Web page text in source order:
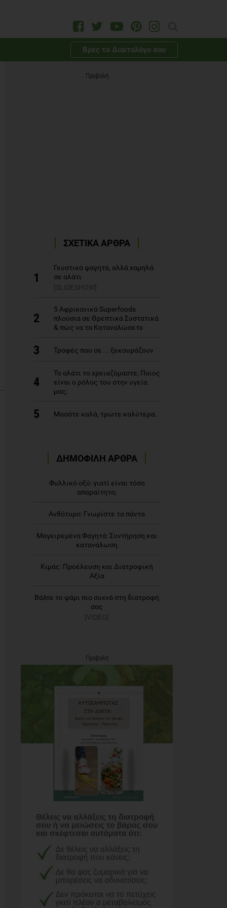
Βρες το Διαιτολόγο σου
Προβολή
ΣΧΕΤΙΚΑ ΑΡΘΡΑ
1
Γευστικά φαγητά, αλλά χαμηλά
σε αλάτι
[SLIDESHOW]
2
5 Αφρικανικά Superfoods
πλούσια σε Θρεπτικά Συστατικά
& πώς να τα Καταναλώσετε
3 Τροφές που σε… ξεκουράζουν
4
Το αλάτι το χρειαζόμαστε; Ποιος
είναι ο ρόλος του στην υγεία
μας;
5 Μασάτε καλά, τρώτε καλύτερα.
ΔΗΜΟΦΙΛΗ ΑΡΘΡΑ
Φυλλικό οξύ: γιατί είναι τόσο
απαραίτητο;
Ανθότυρο: Γνωρίστε τα πάντα
Μαγειρεμένα Φαγητά: Συντήρηση και
κατανάλωση
Κιμάς: Προέλευση και Διατροφική
Αξία
Βάλτε το ψάρι πιο συχνά στη διατροφή
σας
[VIDEO]
Προβολή